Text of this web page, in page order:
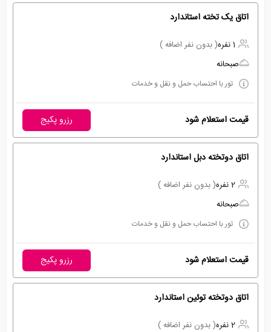
اتاق یک تخته استاندارد
1 نفره
( بدون نفر اضافه )
صبحانه
تور با احتساب حمل و نقل و خدمات
قیمت استعلام شود رزرو پکیج
اتاق دوتخته دبل استاندارد
2 نفره
( بدون نفر اضافه )
صبحانه
تور با احتساب حمل و نقل و خدمات
قیمت استعلام شود رزرو پکیج
اتاق دوتخته توئین استاندارد
2 نفره
( بدون نفر اضافه )